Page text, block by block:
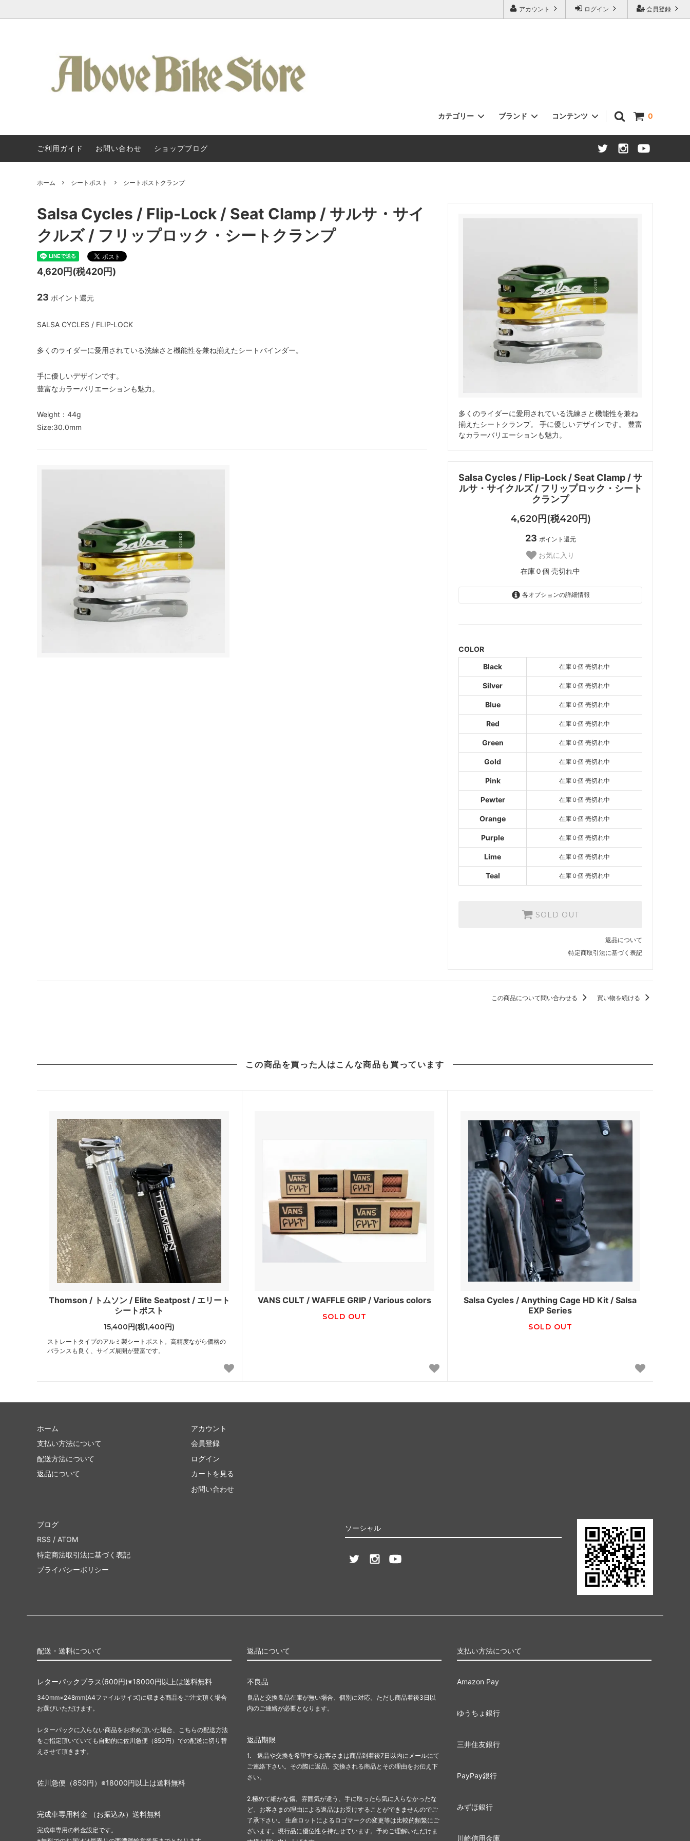
会員登録
ログイン
アカウント
0
カテゴリー
Kuat / 車載ヒッチキャリア フレームセット / 完成車
ハンドルバー グリップ / バーテープ ブレーキ / ブレーキレバー
ハブ：トラック / 固定ギア スプロケット / コグ
シートポスト
ツール / ケミカル
ブランド
Kuat / クアット・ラック SURLY
TERAVAIL Above Bike / Swamp Soft Goods SHIIMANO
Paul Component White Industries
ENVE Composites
Brooks
コンテンツ
About Us
Kuat Racks / よくある質問・取付車両カ
タログ
ご利用ガイド お問い合わせ ショップブログ
ホーム シートポスト シートポストクランプ
多くのライダーに愛用されている洗練さと機能性を兼ね
揃えたシートクランプ。 手に優しいデザインです。 豊富
なカラーバリエーションも魅力。
Salsa Cycles / Flip-Lock / Seat Clamp / サ
ルサ・サイクルズ / フリップロック・シート
クランプ
4,620円(税420円)
23 ポイント還元
お気に入り
在庫０個 売切れ中
各オプションの詳細情報
在庫０個 売切れ中
SOLD OUT
在庫０個 売切れ中
Red
SOLD OUT
Green
在庫０個 売切れ中
Gold
SOLD OUT
在庫０個 売切れ中
Pink
SOLD OUT
Pewter
SOLD OUT
在庫０個 売切れ中
Purple
SOLD OUT
SOLD OUT
在庫０個 売切れ中
COLOR
Black
在庫０個 売切れ中
Silver 在庫０個 売切れ中
Blue 在庫０個 売切れ中
Red 在庫０個 売切れ中
Green 在庫０個 売切れ中
Gold 在庫０個 売切れ中
Pink 在庫０個 売切れ中
Pewter 在庫０個 売切れ中
Orange 在庫０個 売切れ中
Purple 在庫０個 売切れ中
Lime 在庫０個 売切れ中
Teal 在庫０個 売切れ中
SOLD OUT
返品について
特定商取引法に基づく表記
Salsa Cycles / Flip-Lock / Seat Clamp / サルサ・サイ
クルズ / フリップロック・シートクランプ
4,620円(税420円)
23 ポイント還元
SALSA CYCLES / FLIP-LOCK
多くのライダーに愛用されている洗練さと機能性を兼ね揃えたシートバインダー。
手に優しいデザインです。
豊富なカラーバリエーションも魅力。
Weight：44g
Size:30.0mm
この商品について問い合わせる 買い物を続ける
この商品を買った人はこんな商品も買っています
Thomson / トムソン / Elite Seatpost / エリート
シートポスト
15,400円(税1,400円)
ストレートタイプのアルミ製シートポスト。高精度ながら価格の
バランスも良く、サイズ展開が豊富です。
VANS CULT / WAFFLE GRIP / Various colors
SOLD OUT
Salsa Cycles / Anything Cage HD Kit / Salsa
EXP Series
SOLD OUT
ホーム
支払い方法について
配送方法について
返品について
アカウント
会員登録
ログイン
カートを見る
お問い合わせ
ソーシャル
ブログ
RSS / ATOM
特定商法取引法に基づく表記
プライバシーポリシー
配送・送料について
レターパックプラス(600円)※18000円以上は送料無料
340mm×248mm(A4ファイルサイズ)に収まる商品をご注文頂く場合
お選びいただけます。
レターパックに入らない商品をお求め頂いた場合、こちらの配送方法
をご指定頂いていても自動的に佐川急便（850円）での配送に切り替
えさせて頂きます。
佐川急便（850円）※18000円以上は送料無料
完成車専用料金 （お振込み）送料無料
完成車専用の料金設定です。
返品について
不良品
良品と交換良品在庫が無い場合、個別に対応。ただし商品着後3日以
内のご連絡が必要となります。
返品期限
1. 返品や交換を希望するお客さまは商品到着後7日以内にメールにて
ご連絡下さい。その際に返品、交換される商品とその理由をお伝え下
さい。
2.極めて細かな傷、雰囲気が違う、手に取ったら気に入らなかったな
ど、お客さまの理由による返品はお受けすることができませんのでご
了承下さい。 生産ロットによるロゴマークの変更等は比較的頻繁にご
ざいます。現行品に優位性を持たせています。予めご理解いただけま
支払い方法について
Amazon Pay
ゆうちょ銀行
三井住友銀行
PayPay銀行
みずほ銀行
川崎信用金庫